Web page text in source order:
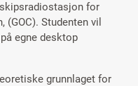
for
Studenten vil
egne desktop
grunnlaget for